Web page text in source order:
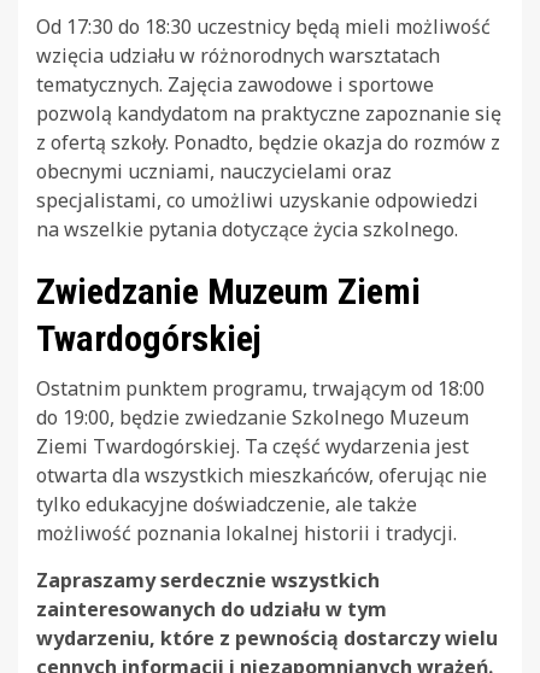
Od 17:30 do 18:30 uczestnicy będą mieli możliwość
wzięcia udziału w różnorodnych warsztatach
tematycznych. Zajęcia zawodowe i sportowe
pozwolą kandydatom na praktyczne zapoznanie się
z ofertą szkoły. Ponadto, będzie okazja do rozmów z
obecnymi uczniami, nauczycielami oraz
specjalistami, co umożliwi uzyskanie odpowiedzi
na wszelkie pytania dotyczące życia szkolnego.
Zwiedzanie Muzeum Ziemi
Twardogórskiej
Ostatnim punktem programu, trwającym od 18:00
do 19:00, będzie zwiedzanie Szkolnego Muzeum
Ziemi Twardogórskiej. Ta część wydarzenia jest
otwarta dla wszystkich mieszkańców, oferując nie
tylko edukacyjne doświadczenie, ale także
możliwość poznania lokalnej historii i tradycji.
Zapraszamy serdecznie wszystkich
zainteresowanych do udziału w tym
wydarzeniu, które z pewnością dostarczy wielu
cennych informacji i niezapomnianych wrażeń.